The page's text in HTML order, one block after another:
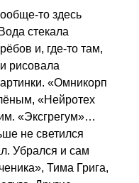
то здесь
стекала
и, где-то там,
рисовала
«Омникорп
«Нейротех
«Эксгрегум»…
не светился
Убрался и сам
Тима Грига,